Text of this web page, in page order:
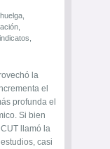
huelga
la
el
profunda el
Si bien
llamó la
casi